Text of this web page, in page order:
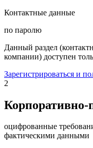
Контактные данные
по паролю
Данный раздел
компании) доступен
Зарегистрироваться и
2
Корпоративно-
оцифрованные
фактическими данными